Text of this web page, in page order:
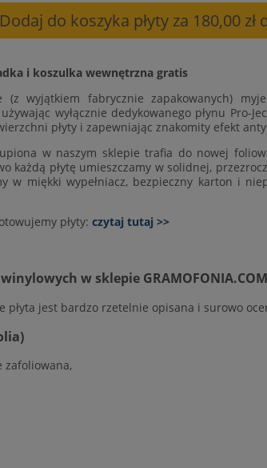
Dodaj do koszyka płyty za 180,00
i koszulka wewnętrzna gratis
(z wyjątkiem fabrycznie zapakowanych)
używając wyłącznie dedykowanego płynu
płyty i zapewniając znakomity efekt
w naszym sklepie trafia do nowej
każdą płytę umieszczamy w solidnej,
w miękki wypełniacz, bezpieczny karton i
płyty: czytaj tutaj >>
w sklepie GRAMOFONIA.COM
płyta jest bardzo rzetelnie opisana i surowo
zafoliowana,